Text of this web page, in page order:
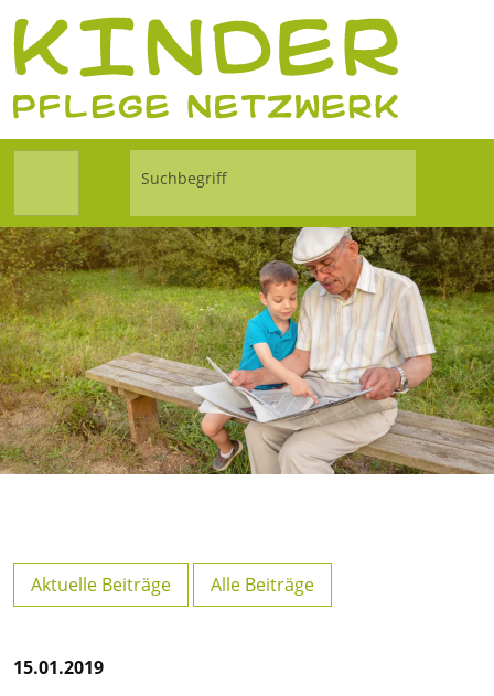
Aktuelle Beiträge Alle Beiträge
15.01.2019